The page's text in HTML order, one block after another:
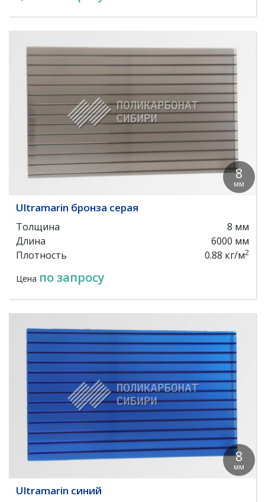
8
мм
Ultramarin бронза серая
Толщина
8 мм
Длина
6000 мм
Плотность
0.88 кг/м2
Цена по запросу
8
мм
Ultramarin синий